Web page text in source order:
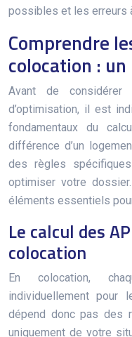
possibles et les erreurs
Comprendre
colocation :
Avant de
d’optimisation, il est
fondamentaux du
différence d’un
des règles
optimiser votre
éléments essentiels
Le calcul des
colocation
En colocation,
individuellement pour
dépend donc pas des
uniquement de votre